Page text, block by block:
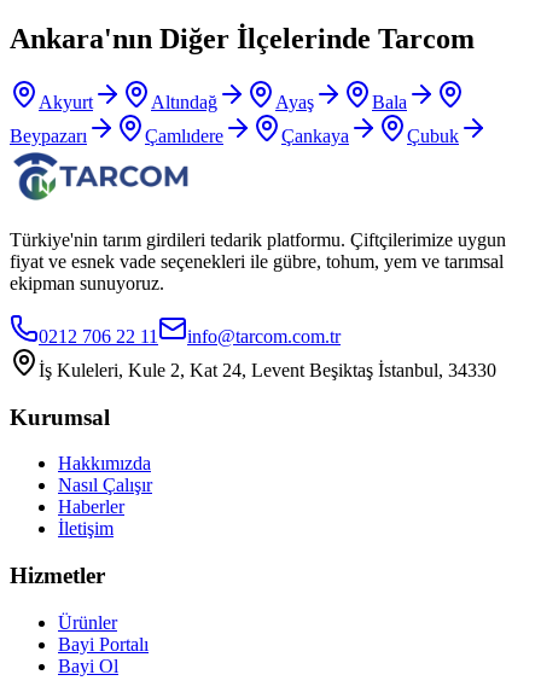
Ankara'nın Diğer İlçelerinde Tarcom
Akyurt Altındağ Ayaş
Bala
Beypazarı
Çamlıdere Çankaya Çubuk
Türkiye'nin tarım girdileri tedarik platformu. Çiftçilerimize uygun
fiyat ve esnek vade seçenekleri ile gübre, tohum, yem ve tarımsal
ekipman sunuyoruz.
0212 706 22 11
info@tarcom.com.tr
İş Kuleleri, Kule 2, Kat 24, Levent Beşiktaş İstanbul, 34330
Kurumsal
Hakkımızda
Nasıl Çalışır
Haberler
İletişim
Hizmetler
Ürünler
Bayi Portalı
Bayi Ol